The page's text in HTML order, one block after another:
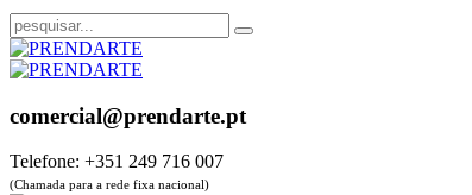
comercial@prendarte.pt
Telefone: +351 249 716 007
(Chamada para a rede fixa nacional)